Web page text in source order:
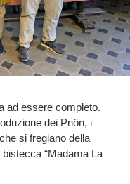
ad essere completo.
dei Pnön, i
si fregiano della
“Madama La